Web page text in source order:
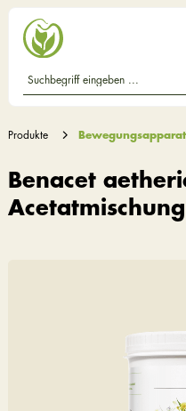
Produkte Bewegungsapparat
Benacet
Acetatmischung